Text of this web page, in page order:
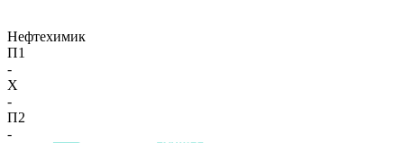
Нефтехимик
П1
-
X
-
П2
-